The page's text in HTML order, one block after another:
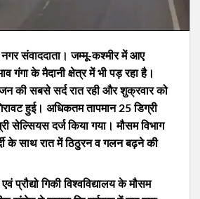
संवाददाता। जम्मू-कश्मीर में आए
गंगा के मैदानी क्षेत्र में भी पड़ रहा है।
की सबसे सर्द रात रही और शुक्रवार को
हुई। अधिकतम तापमान 25 डिग्री
सेल्सियस दर्ज किया गया। मौसम विभाग
के साथ रात में ठिठुरन व गलन बढ़ने की
गिकी विश्वविद्यालय के मौसम